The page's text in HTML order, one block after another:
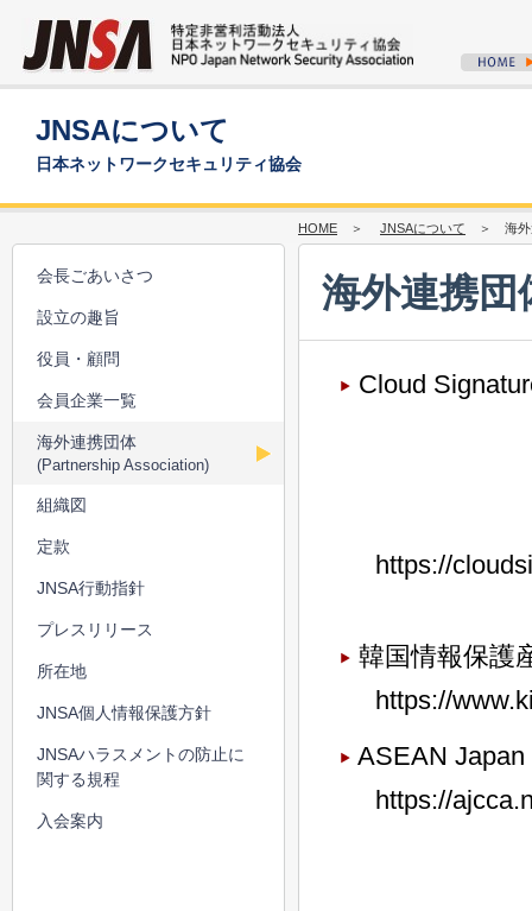
JNSAについて
日本ネットワークセキュリティ協会
HOME ＞ JNSAについて ＞ 海外
海外連携
Cloud
https://
韓国情報保護
https://
ASEAN
https://
会長ごあいさつ
設立の趣旨
役員・顧問
会員企業一覧
海外連携団体
(Partnership Association)
組織図
定款
JNSA行動指針
プレスリリース
所在地
JNSA個人情報保護方針
JNSAハラスメントの防止に
関する規程
入会案内